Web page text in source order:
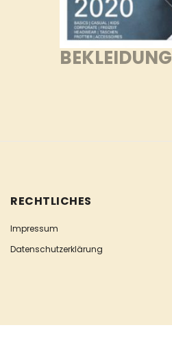
BEKLEIDUNG
RECHTLICHES
Impressum
Datenschutzerklärung